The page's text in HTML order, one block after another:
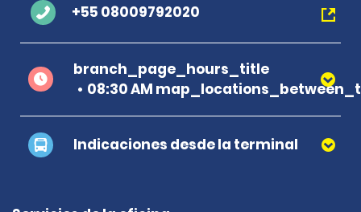
+55 08009792020
branch_page_hours_title
08:30 AM
Indicaciones desde la terminal